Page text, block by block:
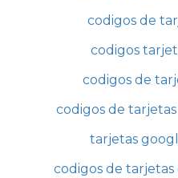
codigos de
codigos
codigos de
codigos de
tarjetas
codigos de